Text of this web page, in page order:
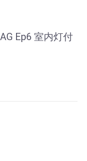
Ep6 室内灯付